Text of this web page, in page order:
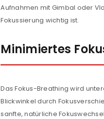
Aufnahmen mit Gimbal oder
Fokussierung wichtig ist.
Minimiertes
Das Fokus-Breathing wird
Blickwinkel durch
sanfte, natürliche